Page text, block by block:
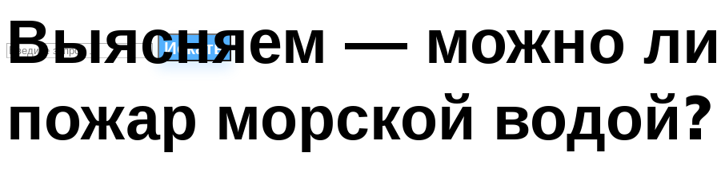
Искать
ПЛАВАНЬЕ ДЛЯ ДЕТЕЙ
ПЛАВАНЬЕ ДЛЯ ПОХУДЕНИЯ
Выясняем — можно
пожар морской водой?